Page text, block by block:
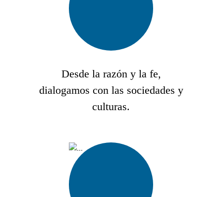
Desde la razón y la fe,
dialogamos con las sociedades y
culturas.